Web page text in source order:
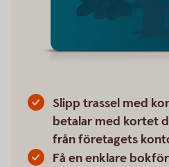
Slipp trassel med
betalar med kortet
från företagets
Få en enklare